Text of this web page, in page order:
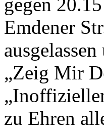
gegen
Emdener
„Zeig Mir
zu Ehren